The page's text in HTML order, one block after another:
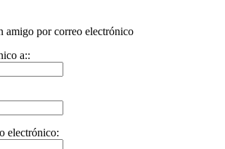
amigo por correo electrónico
a::
electrónico: